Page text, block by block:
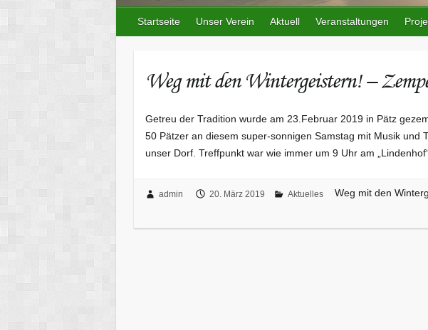
Startseite Unser Verein Aktuell Veranstaltungen
Weg mit den Wintergeistern! –
Getreu der Tradition wurde am 23.Februar 2019 in Pätz
50 Pätzer an diesem super-sonnigen Samstag mit Musik und
unser Dorf. Treffpunkt war wie immer um 9 Uhr am
admin 20. März 2019 Aktuelles
Weg mit den